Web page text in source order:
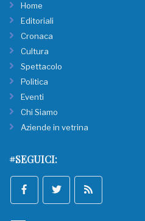
Home
Editoriali
Cronaca
Cultura
Spettacolo
Politica
Eventi
Chi Siamo
Aziende in vetrina
#SEGUICI: